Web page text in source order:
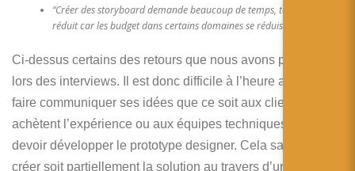
“Créer des storyboard demande beaucoup de temps, temps qui est
réduit car les budget dans certains domaines se réduisent”.
Ci-dessus certains des retours que nous avons pu avoir
lors des interviews. Il est donc difficile à l’heure actuelle de
faire communiquer ses idées que ce soit aux clients qui
achètent l’expérience ou aux équipes techniques qui vont
devoir développer le prototype designer. Cela sans avoir à
créer soit partiellement la solution au travers d’un outil de